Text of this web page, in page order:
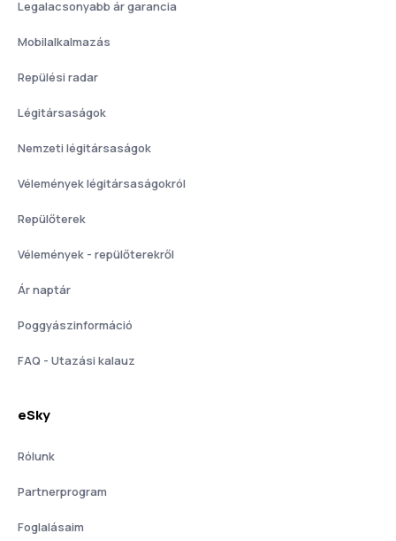
Legalacsonyabb ár garancia
Mobilalkalmazás
Repülési radar
Légitársaságok
Nemzeti légitársaságok
Vélemények légitársaságokról
Repülőterek
Vélemények - repülőterekről
Ár naptár
Poggyászinformáció
FAQ - Utazási kalauz
eSky
Rólunk
Partnerprogram
Foglalásaim